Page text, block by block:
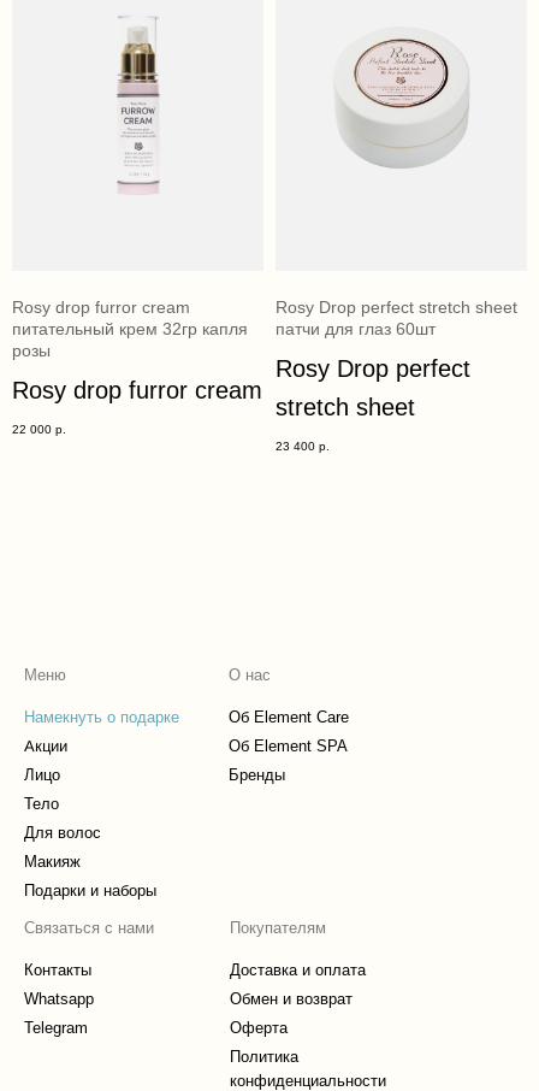
Rosy drop furror cream
питательный крем 32гр капля
розы
Rosy drop furror cream
22 000 р.
Rosy Drop perfect stretch sheet
патчи для глаз 60шт
Rosy Drop perfect
stretch sheet
23 400 р.
Меню
Акции
Лицо
Тело
Для волос
Макияж
Подарки и наборы
О нас
Об Element Care
Бренды
Об Element SPA
Покупателям
Доставка и оплата
Обмен и возврат
Оферта
Политика
конфиденциальности
Связаться с нами
Контакты
Whatsapp
Telegram
Намекнуть о подарке